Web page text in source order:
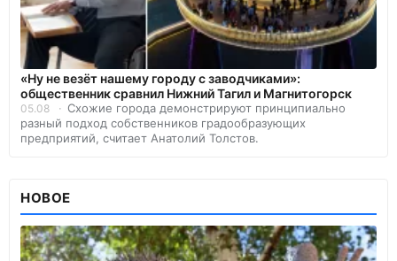
«Ну не везёт нашему городу с заводчиками»:
общественник сравнил Нижний Тагил и Магнитогорск
05.08
Схожие города демонстрируют принципиально
разный подход собственников градообразующих
предприятий, считает Анатолий Толстов.
НОВОЕ